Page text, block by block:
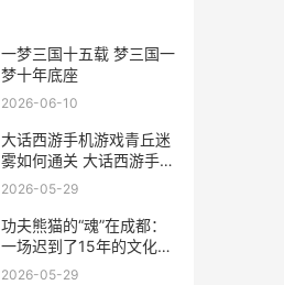
一梦三国十五载 梦三国一
梦十年底座
2026-06-10
大话西游手机游戏青丘迷
雾如何通关 大话西游手机
游戏可以搬砖赚人民币吗
2026-05-29
功夫熊猫的“魂”在成都：
一场迟到了15年的文化认
领 功夫熊猫人物原型
2026-05-29